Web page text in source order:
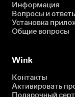
Информация
Вопросы и
Установка
Общие вопросы
Wink
Контакты
Активировать
Подарочный